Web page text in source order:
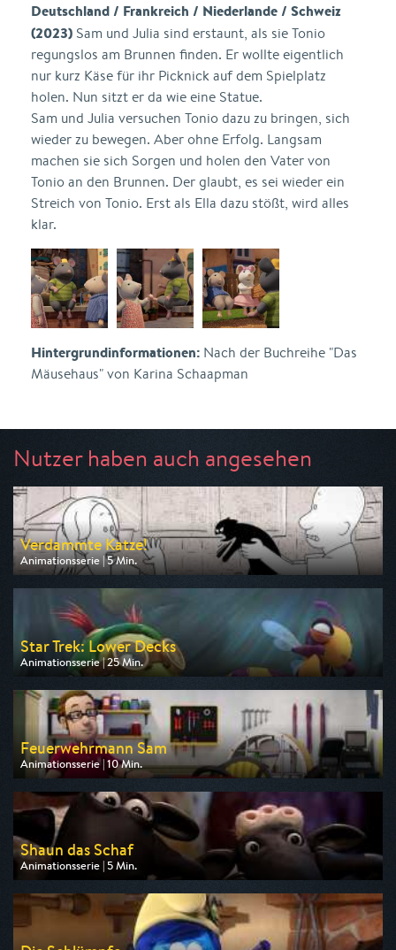
Deutschland / Frankreich / Niederlande / Schweiz
(2023) Sam und Julia sind erstaunt, als sie Tonio
regungslos am Brunnen finden. Er wollte eigentlich
nur kurz Käse für ihr Picknick auf dem Spielplatz
holen. Nun sitzt er da wie eine Statue.
Sam und Julia versuchen Tonio dazu zu bringen, sich
wieder zu bewegen. Aber ohne Erfolg. Langsam
machen sie sich Sorgen und holen den Vater von
Tonio an den Brunnen. Der glaubt, es sei wieder ein
Streich von Tonio. Erst als Ella dazu stößt, wird alles
klar.
Hintergrundinformationen: Nach der Buchreihe "Das
Mäusehaus" von Karina Schaapman
Nutzer haben auch angesehen
Verdammte Katze!
Animationsserie | 5 Min.
Ausgestrahlt von arte
am 11.08.2026, 03:20
Star Trek: Lower Decks
Animationsserie | 25 Min.
Ausgestrahlt von ComedyCentral
am 09.08.2026, 20:05
Feuerwehrmann Sam
Animationsserie | 10 Min.
Ausgestrahlt von KiKA
am 09.08.2026, 18:15
Shaun das Schaf
Animationsserie | 5 Min.
Ausgestrahlt von KiKA
am 10.08.2026, 06:20